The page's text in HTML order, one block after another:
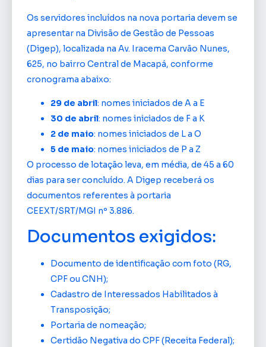
Os servidores incluídos na nova portaria devem se
apresentar na Divisão de Gestão de Pessoas
(Digep), localizada na Av. Iracema Carvão Nunes,
625, no bairro Central de Macapá, conforme
cronograma abaixo:
29 de abril: nomes iniciados de A a E
30 de abril: nomes iniciados de F a K
2 de maio: nomes iniciados de L a O
5 de maio: nomes iniciados de P a Z
O processo de lotação leva, em média, de 45 a 60
dias para ser concluído. A Digep receberá os
documentos referentes à portaria
CEEXT/SRT/MGI nº 3.886.
Documentos exigidos:
Documento de identificação com foto (RG,
CPF ou CNH);
Cadastro de Interessados Habilitados à
Transposição;
Portaria de nomeação;
Certidão Negativa do CPF (Receita Federal);